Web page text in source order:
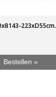
223xD55cm.
Bestellen »